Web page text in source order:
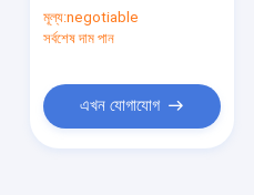
0.05ml/T ডোজ
মূল্য:negotiable
সর্বশেষ দাম পান
এখন যোগাযোগ